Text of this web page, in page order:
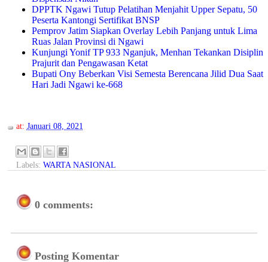
DPPTK Ngawi Tutup Pelatihan Menjahit Upper Sepatu, 50
Peserta Kantongi Sertifikat BNSP
Pemprov Jatim Siapkan Overlay Lebih Panjang untuk Lima
Ruas Jalan Provinsi di Ngawi
Kunjungi Yonif TP 933 Nganjuk, Menhan Tekankan Disiplin
Prajurit dan Pengawasan Ketat
Bupati Ony Beberkan Visi Semesta Berencana Jilid Dua Saat
Hari Jadi Ngawi ke-668
at: Januari 08, 2021
Labels: WARTA NASIONAL
0 comments:
Posting Komentar